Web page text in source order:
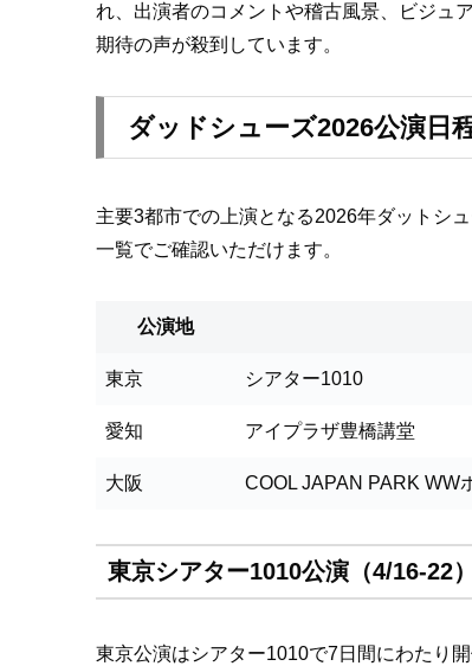
れ、出演者のコメントや稽古風景、ビジュ
期待の声が殺到しています。
ダッドシューズ2026公演日
主要3都市での上演となる2026年ダットシ
一覧でご確認いただけます。
公演地
東京 シアター1010
愛知 アイプラザ豊橋講堂
大阪 COOL JAPAN PARK WW
東京シアター1010公演（4/16-22
東京公演はシアター1010で7日間にわたり